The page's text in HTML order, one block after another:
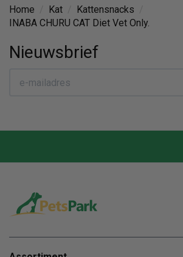
Home Kat Kattensnacks
INABA CHURU CAT Diet Vet Only.
Nieuwsbrief